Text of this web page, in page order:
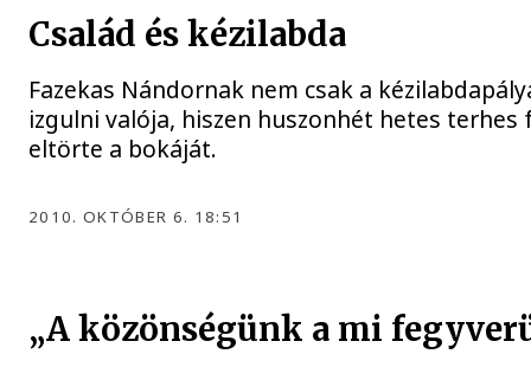
Család és kézilabda
Fazekas Nándornak nem csak a
izgulni valója, hiszen huszonhét hetes terhes
eltörte a bokáját.
2010. OKTÓBER 6. 18:51
„A közönségünk a mi